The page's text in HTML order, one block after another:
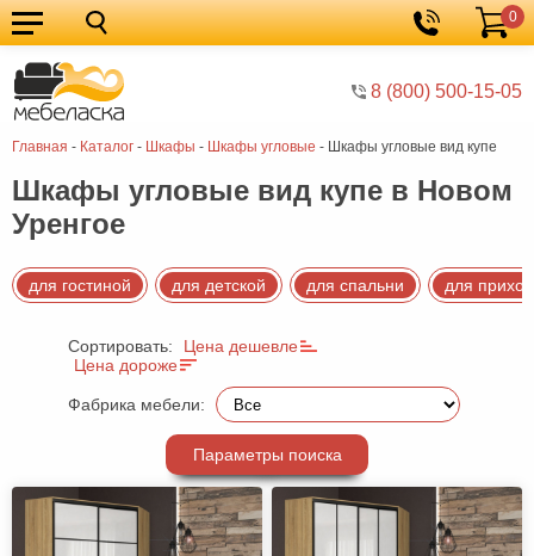
8 (800) 500-15-05
Корзина
0
Главная - Каталог - Шкафы - Шкафы угловые - Шкафы угловые вид купе
Кухонные
гарнитуры
Мебель
для
кухни
Мебель
для
спальни
Кровати
Шкафы
Диваны
Мягкая
Мебель
прихожей
Комоды
Офисная
Шкафы угловые вид купе в Новом
Уренгое
для гостиной для детской для спальни для
Сортировать:
Цена дешевле
Цена дороже
Фабрика мебели:
Параметры поиска